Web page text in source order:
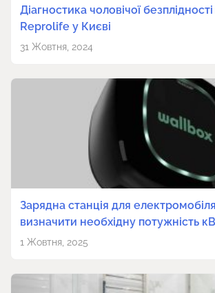
Діагностика чоловічої безплідності
Reprolife у Києві
31 Жовтня, 2024
Зарядна станція для
визначити необхідну потужність
1 Жовтня, 2025